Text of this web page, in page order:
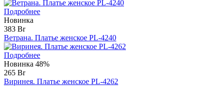
Подробнее
Новинка
383 Br
Ветрана. Платье женское PL-4240
Подробнее
Новинка 48%
265 Br
Виринея. Платье женское PL-4262